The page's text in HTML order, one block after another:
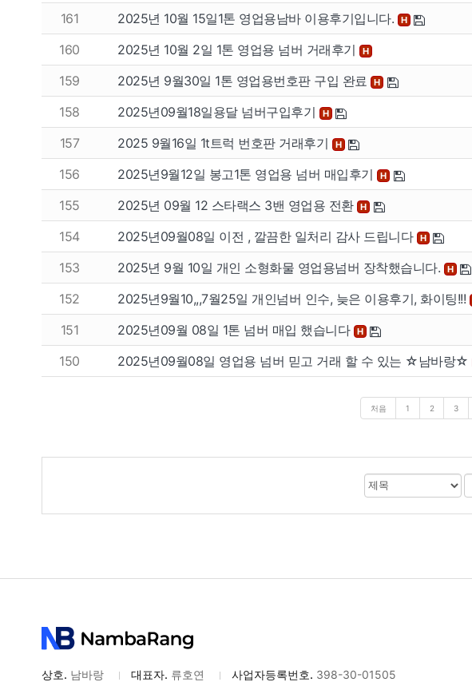
팔고
개인넘버
법인넘버
사고
개인넘버
법인넘버
161
2025년 10월 15일1톤 영업용남바 이용후기입니다. H
160
2025년 10월 2일 1톤 영업용 넘버 거래후기 H
159
2025년 9월30일 1톤 영업용번호판 구입 완료 H
158
2025년09월18일용달 넘버구입후기 H
157
2025 9월16일 1t트럭 번호판 거래후기 H
156
2025년9월12일 봉고1톤 영업용 넘버 매입후기 H
155
2025년 09월 12 스타랙스 3밴 영업용 전환 H
154
2025년09월08일 이전 , 깔끔한 일처리 감사 드립니다 H
153
2025년 9월 10일 개인 소형화물 영업용넘버 장착했습니다. H
152
2025년9월10,,,7월25일 개인넘버 인수, 늦은 이용후기, 화이팅!!!
151
2025년09월 08일 1톤 넘버 매입 했습니다 H
150
2025년09월08일 영업용 넘버 믿고 거래 할 수 있는 ☆남바랑☆
처음 1 2 3
검
검
색
대
상
검
어
상호. 남바랑 대표자. 류호연 사업자등록번호. 398-30-01505